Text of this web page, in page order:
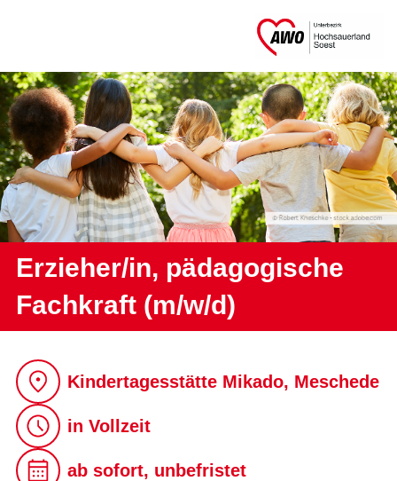
Erzieher/in, pädagogische
Fachkraft (m/w/d)
Kindertagesstätte Mikado, Meschede
in Vollzeit
ab sofort, unbefristet